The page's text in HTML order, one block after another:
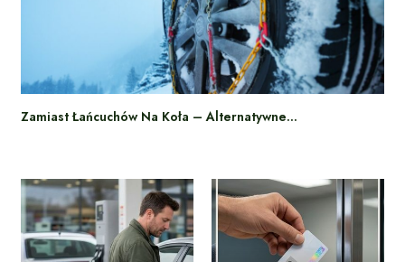
Zamiast Łańcuchów Na Koła – Alternatywne…